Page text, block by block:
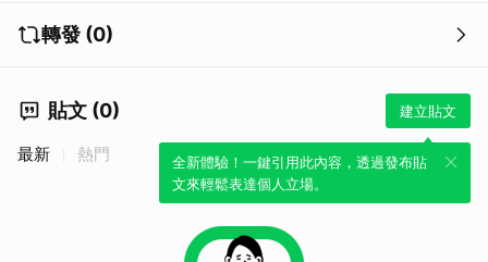
轉發 (0)
貼文 (0) 建立貼文
全新體驗！一鍵引用此內容，透過發布貼
文來輕鬆表達個人立場。
最新 熱門